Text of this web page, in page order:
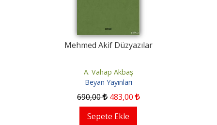
Mehmed Akif Düzyazılar
A. Vahap Akbaş
Beyan Yayınları
690,00 483,00
Sepete Ekle